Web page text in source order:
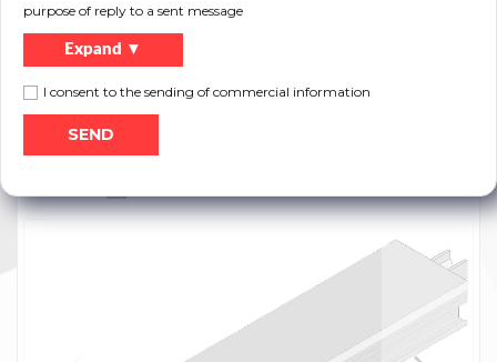
purpose of reply to a sent message
Expand ▼
I consent to the sending of commercial information